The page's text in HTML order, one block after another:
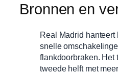
Bronnen en
Real Madrid hanteert
snelle
flankdoorbraken. Het
tweede helft met